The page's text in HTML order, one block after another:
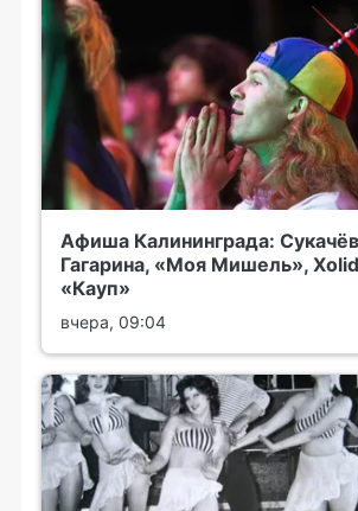
Афиша Калининграда:
Гагарина, «Моя Мишель»,
«Кауп»
вчера, 09:04